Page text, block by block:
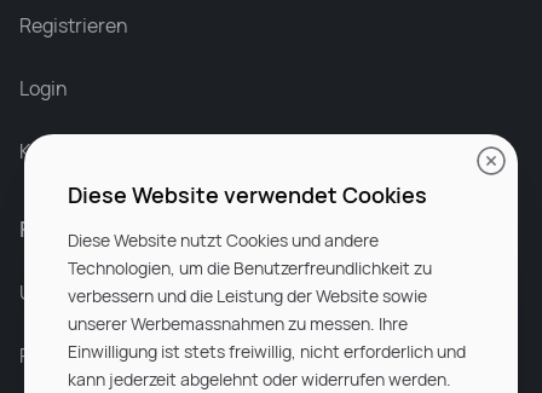
Registrieren
Login
Karriere bei Rocken
Für Unternehmen
Unsere Dienstleistungen
Partnerunternehmen
Diese Website verwendet Cookies
Diese Website nutzt Cookies und andere
Technologien, um die Benutzerfreundlichkeit zu
verbessern und die Leistung der Website sowie
unserer Werbemassnahmen zu messen. Ihre
Einwilligung ist stets freiwillig, nicht erforderlich und
kann jederzeit abgelehnt oder widerrufen werden.